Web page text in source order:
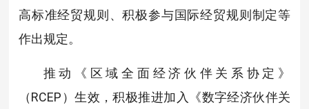
高标准经贸规则、积极参与国际经贸规则制定等
作出规定。
推动《区域全面经济伙伴关系协定》
（RCEP）生效，积极推进加入《数字经济伙伴关